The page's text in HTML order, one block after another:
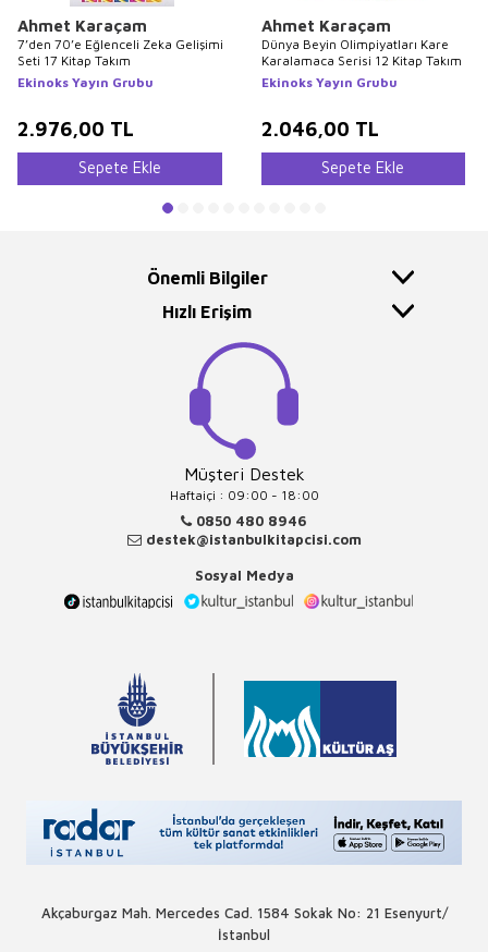
Ahmet Karaçam
7’den 70’e Eğlenceli Zeka Gelişimi
Seti 17 Kitap Takım
Ekinoks Yayın Grubu
2.976,00 TL
Sepete Ekle
Ahmet Karaçam
Dünya Beyin Olimpiyatları Kare
Karalamaca Serisi 12 Kitap Takım
Ekinoks Yayın Grubu
2.046,00 TL
Sepete Ekle
Önemli Bilgiler
Hızlı Erişim
Müşteri Destek
Haftaiçi : 09:00 - 18:00
0850 480 8946
destek@istanbulkitapcisi.com
Sosyal Medya
Akçaburgaz Mah. Mercedes Cad. 1584 Sokak No: 21 Esenyurt/
İstanbul